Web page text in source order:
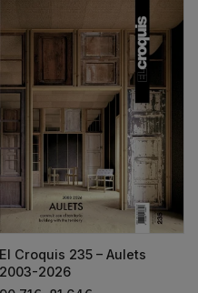
El Croquis 235 – Aulets
2003-2026